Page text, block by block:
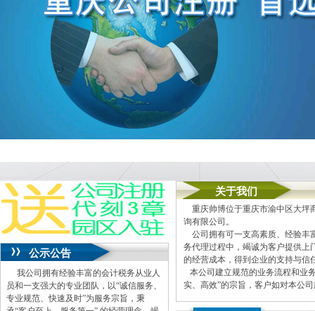
公示公告
我公司拥有经验丰富的会计税务从业人
员和一支强大的专业团队，以“诚信服务、
专业规范、快速及时”为服务宗旨，秉
关于我们
重庆帅博位于重庆市渝中区大坪
询有限公司。
公司拥有可一支高素质、经验丰
务代理过程中，竭诚为客户提供上
的经营成本，得到企业的支持与信
本公司建立规范的业务流程和业
实、高效”的宗旨，客户如对本公